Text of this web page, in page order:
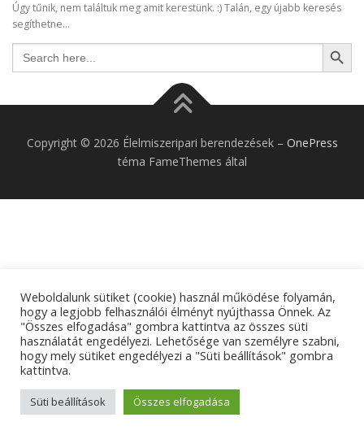
Úgy tűnik, nem találtuk meg amit kerestünk. :) Talán, egy újabb keresés
segíthetne...
Search
for:
Search Button
Copyright © 2026 Élelmiszeripari berendezések – OnePress
téma FameThemes által
Weboldalunk sütiket (cookie) használ működése folyamán,
hogy a legjobb felhasználói élményt nyújthassa Önnek. Az
"Összes elfogadása" gombra kattintva az összes süti
használatát engedélyezi. Lehetősége van személyre szabni,
hogy mely sütiket engedélyezi a "Süti beállítások" gombra
kattintva.
Süti beállítások Összes elfogadása